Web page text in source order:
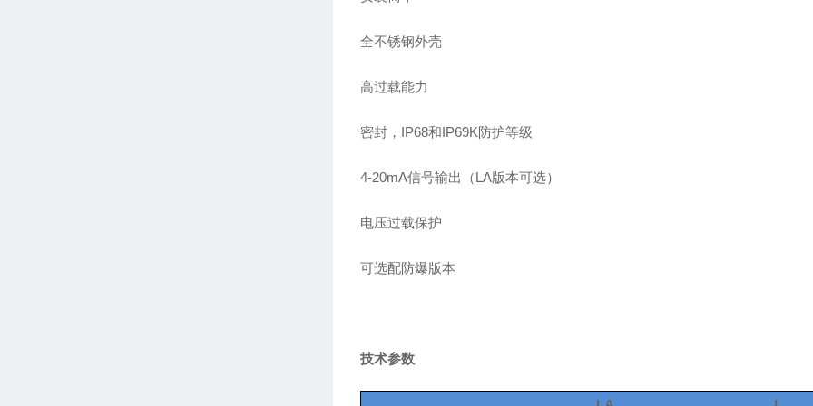
全不锈钢外壳
高过载能力
密封， IP68和IP69K防护等级
4-20mA信号输出（LA版本可选）
电压过载保护
可选配防爆版本
技术参数